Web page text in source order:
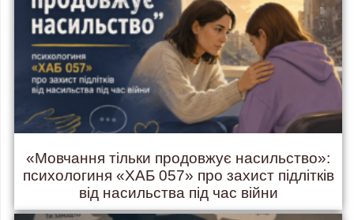
«Мовчання тільки продовжує насильство»:
психологиня «ХАБ 057» про захист підлітків
від насильства під час війни